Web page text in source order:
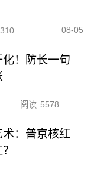
08-05
！防长一句
阅读 5578
：普京核红